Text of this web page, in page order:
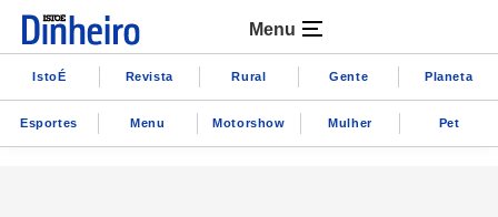
Menu
IstoÉ Revista Rural Gente Planeta
Esportes Menu Motorshow Mulher Pet